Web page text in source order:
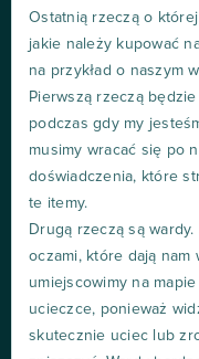
Ostatnią rzeczą o
jakie należy kupować
na przykład o naszym
Pierwszą rzeczą
podczas gdy my
musimy wracać się po
doświadczenia, które
te itemy.
Drugą rzeczą są
oczami, które dają
umiejscowimy na
ucieczce, ponieważ
skutecznie uciec lub